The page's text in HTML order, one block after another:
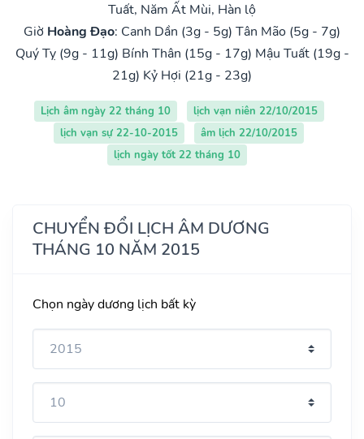
Tuất, Năm Ất Mùi, Hàn lộ
Giờ Hoàng Đạo: Canh Dần (3g - 5g) Tân Mão (5g - 7g)
Quý Tỵ (9g - 11g) Bính Thân (15g - 17g) Mậu Tuất (19g -
21g) Kỷ Hợi (21g - 23g)
Lịch âm ngày 22 tháng 10
lịch vạn niên 22/10/2015
lịch vạn sự 22-10-2015
âm lịch 22/10/2015
lịch ngày tốt 22 tháng 10
CHUYỂN ĐỔI LỊCH ÂM DƯƠNG
THÁNG 10 NĂM 2015
Chọn ngày dương lịch bất kỳ